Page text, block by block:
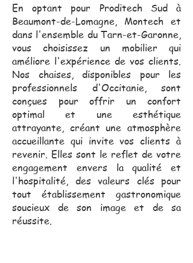
En optant pour Proditech Sud à
Beaumont-de-Lomagne, Montech et
dans l'ensemble du Tarn-et-Garonne,
vous choisissez un mobilier qui
améliore l'expérience de vos clients.
Nos chaises, disponibles pour les
professionnels d'Occitanie, sont
conçues pour offrir un confort
optimal et une esthétique
attrayante, créant une atmosphère
accueillante qui invite vos clients à
revenir. Elles sont le reflet de votre
engagement envers la qualité et
l'hospitalité, des valeurs clés pour
tout établissement gastronomique
soucieux de son image et de sa
réussite.